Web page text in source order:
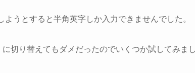
うとすると半角英字しか入力できませんでした。
切り替えてもダメだったのでいくつか試してみま